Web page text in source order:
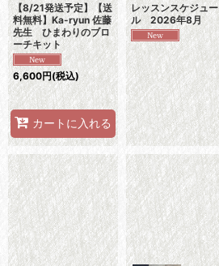
【8/21発送予定】【送
料無料】Ka-ryun 佐藤
先生 ひまわりのブロ
ーチキット
6,600円(税込)
カートに入れる
レッスンスケジュー
ル 2026年8月